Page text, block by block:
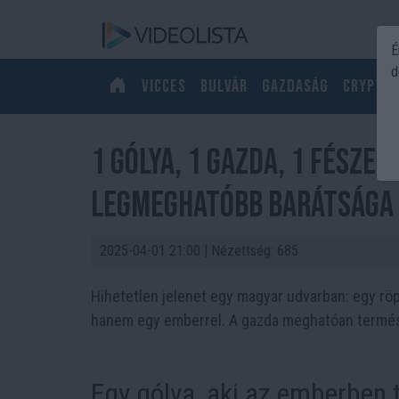
Vicces Bulvár Gazdaság Crypto
1 gólya, 1 gazda, 1
legmeghatóbb barátsága
2025-04-01 21:00 | Nézettség: 685
Hihetetlen jelenet egy magyar udvarban: egy
hanem egy emberrel. A gazda meghatóan